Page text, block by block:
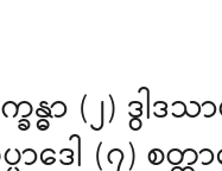
န္ဓာ (၂) ဒွါဒ
ာဒေါ (၇) စတ္